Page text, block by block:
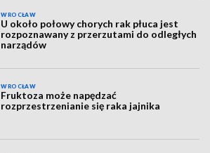
WROCŁAW
U około połowy chorych rak płuca jest
rozpoznawany z przerzutami do odległych
narządów
WROCŁAW
Fruktoza może napędzać
rozprzestrzenianie się raka jajnika